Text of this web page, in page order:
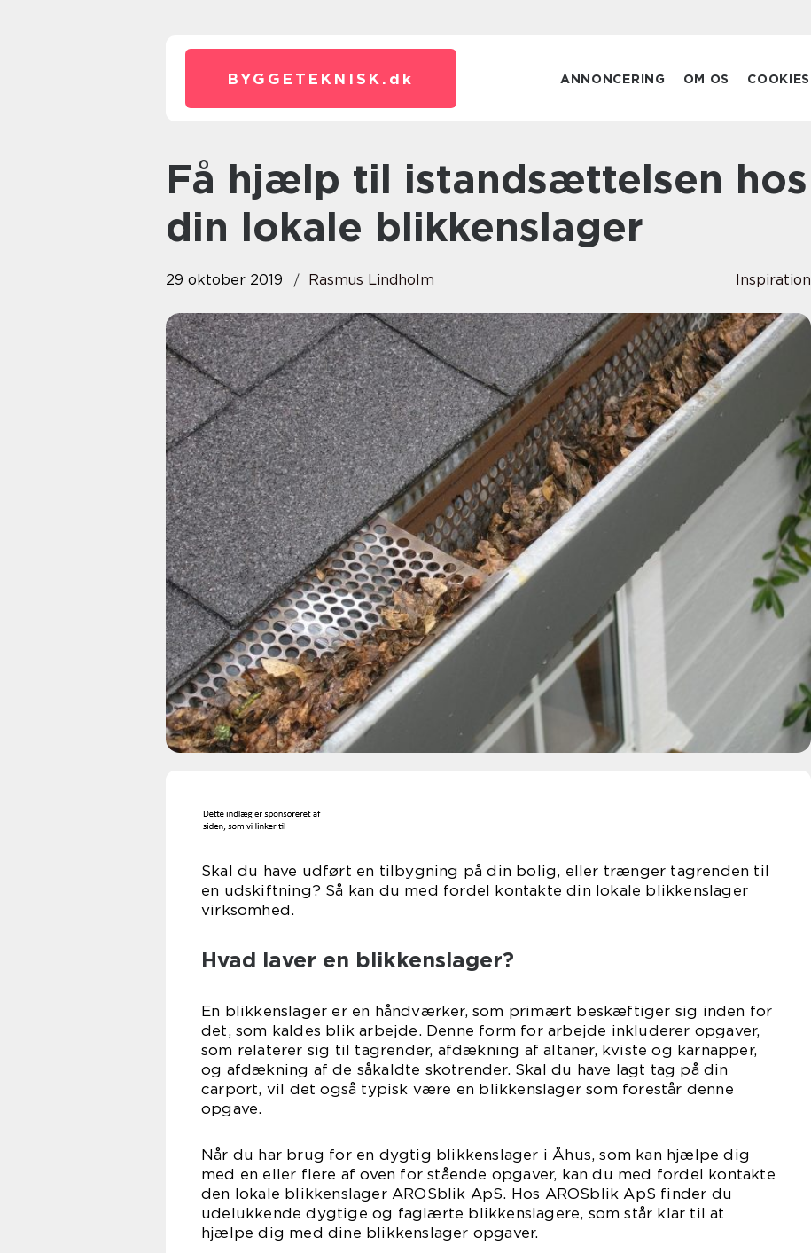
BYGGETEKNISK. dk ANNONCERING OM OS COOKIES
Få hjælp til istandsættelsen hos
din lokale blikkenslager
29 oktober 2019 Rasmus Lindholm Inspiration
Skal du have udført en tilbygning på din bolig, eller trænger tagrenden til
en udskiftning? Så kan du med fordel kontakte din lokale blikkenslager
virksomhed.
Hvad laver en blikkenslager?
En blikkenslager er en håndværker, som primært beskæftiger sig inden for
det, som kaldes blik arbejde. Denne form for arbejde inkluderer opgaver,
som relaterer sig til tagrender, afdækning af altaner, kviste og karnapper,
og afdækning af de såkaldte skotrender. Skal du have lagt tag på din
carport, vil det også typisk være en blikkenslager som forestår denne
opgave.
Når du har brug for en dygtig blikkenslager i Åhus, som kan hjælpe dig
med en eller flere af oven for stående opgaver, kan du med fordel kontakte
den lokale blikkenslager AROSblik ApS. Hos AROSblik ApS finder du
udelukkende dygtige og faglærte blikkenslagere, som står klar til at
hjælpe dig med dine blikkenslager opgaver.